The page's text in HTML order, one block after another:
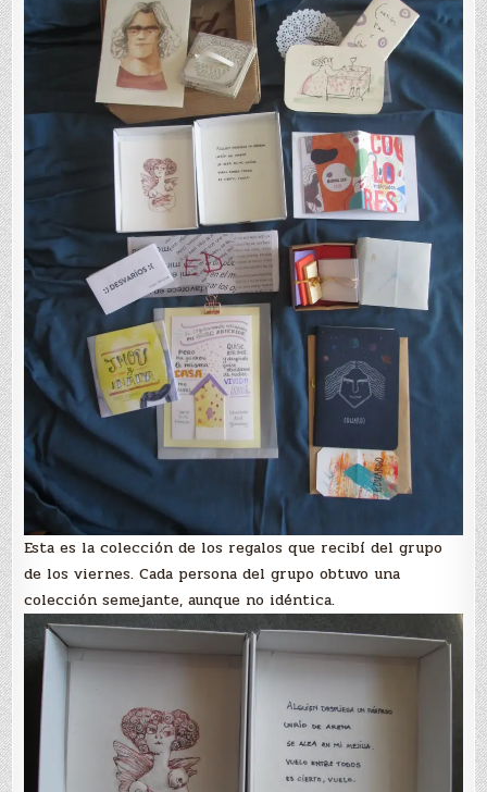
Esta es la colección de los regalos que recibí del grupo
de los viernes. Cada persona del grupo obtuvo una
colección semejante, aunque no idéntica.